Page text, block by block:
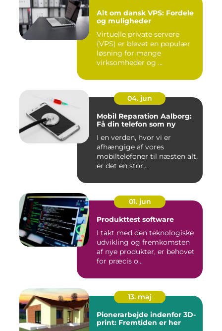
Alt om dansk VPS: Fordele
og muligheder
Virtuelle private servere
(VPS) er blevet en populær
løsning for mange
virksomheder og ...
04. jun
Mobil Reparation Aalborg:
Få din telefon som ny
I en verden, hvor vi er
afhængige af vores
mobiltelefoner til næsten alt,
er det en stor...
01. jun
Produkttest software
I takt med den teknologiske
udvikling og fremkomsten
af nye produkter, er behovet
for præcis o...
13. maj
Pionerarbejde indenfor 3D-
print: Fremtiden er her